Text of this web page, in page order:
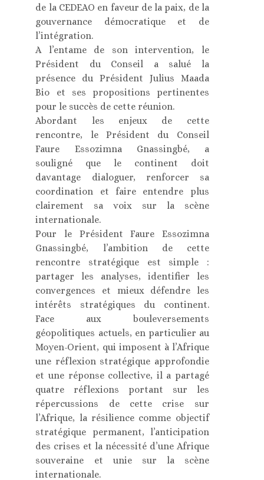
de la CEDEAO en faveur de la paix, de la
gouvernance démocratique et de
l’intégration.
A l’entame de son intervention, le
Président du Conseil a salué la
présence du Président Julius Maada
Bio et ses propositions pertinentes
pour le succès de cette réunion.
Abordant les enjeux de cette
rencontre, le Président du Conseil
Faure Essozimna Gnassingbé, a
souligné que le continent doit
davantage dialoguer, renforcer sa
coordination et faire entendre plus
clairement sa voix sur la scène
internationale.
Pour le Président Faure Essozimna
Gnassingbé, l’ambition de cette
rencontre stratégique est simple :
partager les analyses, identifier les
convergences et mieux défendre les
intérêts stratégiques du continent.
Face aux bouleversements
géopolitiques actuels, en particulier au
Moyen-Orient, qui imposent à l’Afrique
une réflexion stratégique approfondie
et une réponse collective, il a partagé
quatre réflexions portant sur les
répercussions de cette crise sur
l’Afrique, la résilience comme objectif
stratégique permanent, l’anticipation
des crises et la nécessité d’une Afrique
souveraine et unie sur la scène
internationale.